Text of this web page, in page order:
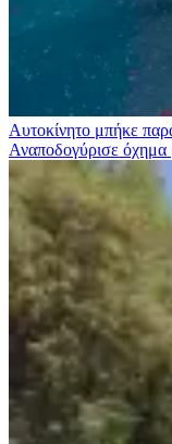
Αυτοκίνητο μπήκε
Αναποδογύρισε όχημα